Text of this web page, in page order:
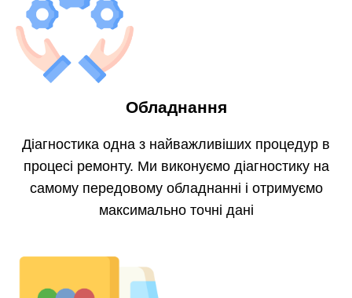
Обладнання
Діагностика одна з найважливіших процедур в
процесі ремонту. Ми виконуємо діагностику на
самому передовому обладнанні і отримуємо
максимально точні дані